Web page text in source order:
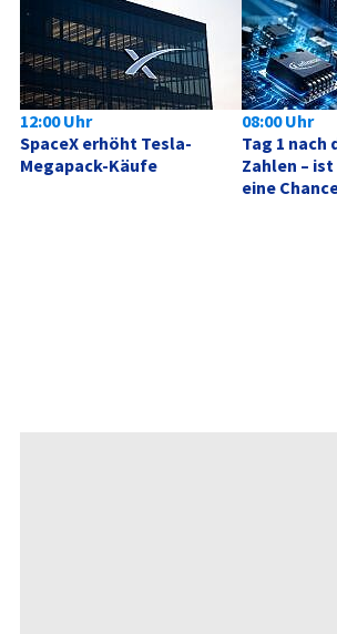
12:00 Uhr
SpaceX erhöht Tesla-
Megapack-Käufe
08:00 Uhr
Tag 1 nach
Zahlen –
eine